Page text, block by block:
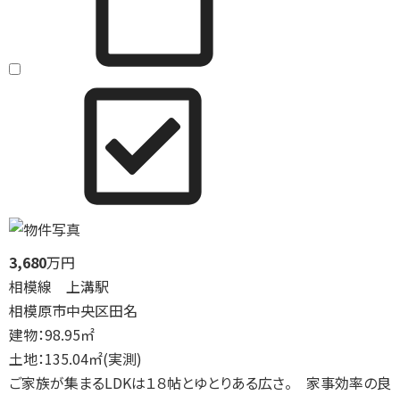
3,680万円
相模線 上溝駅
相模原市中央区田名
建物：98.95㎡
土地：135.04㎡(実測)
ご家族が集まるLDKは１８帖とゆとりある広さ。 家事効率の良